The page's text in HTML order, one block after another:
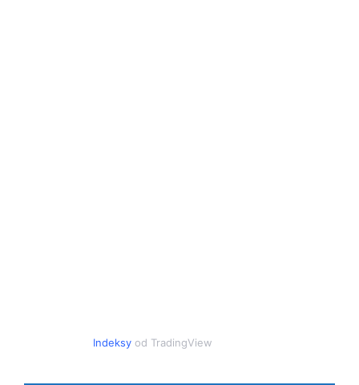
Indeksyod TradingView